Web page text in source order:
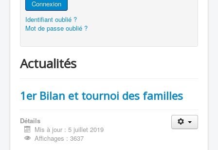
Connexion
Identifiant oublié ?
Mot de passe oublié ?
Actualités
1er Bilan et tournoi des familles
Détails
Mis à jour : 5 juillet 2019
Affichages : 3637